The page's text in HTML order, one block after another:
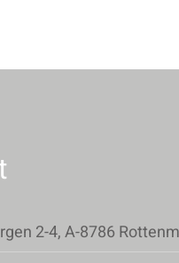
2-4, A-8786